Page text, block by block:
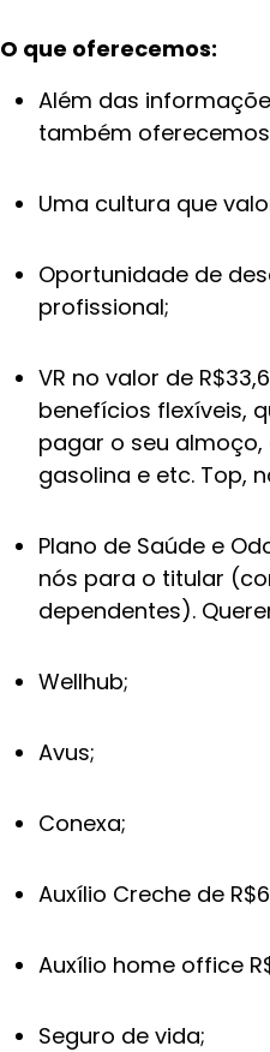
O que oferecemos:
Além das
também
Uma cultura que
Oportunidade de
profissional;
VR no valor de
benefícios flexíveis,
pagar o seu
gasolina e etc. Top,
Plano de Saúde e
nós para o titular
dependentes).
Wellhub;
Avus;
Conexa;
Auxílio Creche de
Auxílio home office
Seguro de vida;